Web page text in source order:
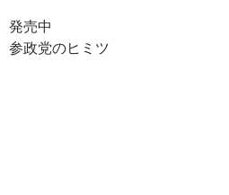
発売中
参政党のヒミツ